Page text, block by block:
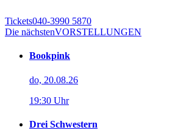
Tickets040-3990 5870
Die nächstenVORSTELLUNGEN
Bookpink
do, 20.08.26
19:30 Uhr
Drei Schwestern